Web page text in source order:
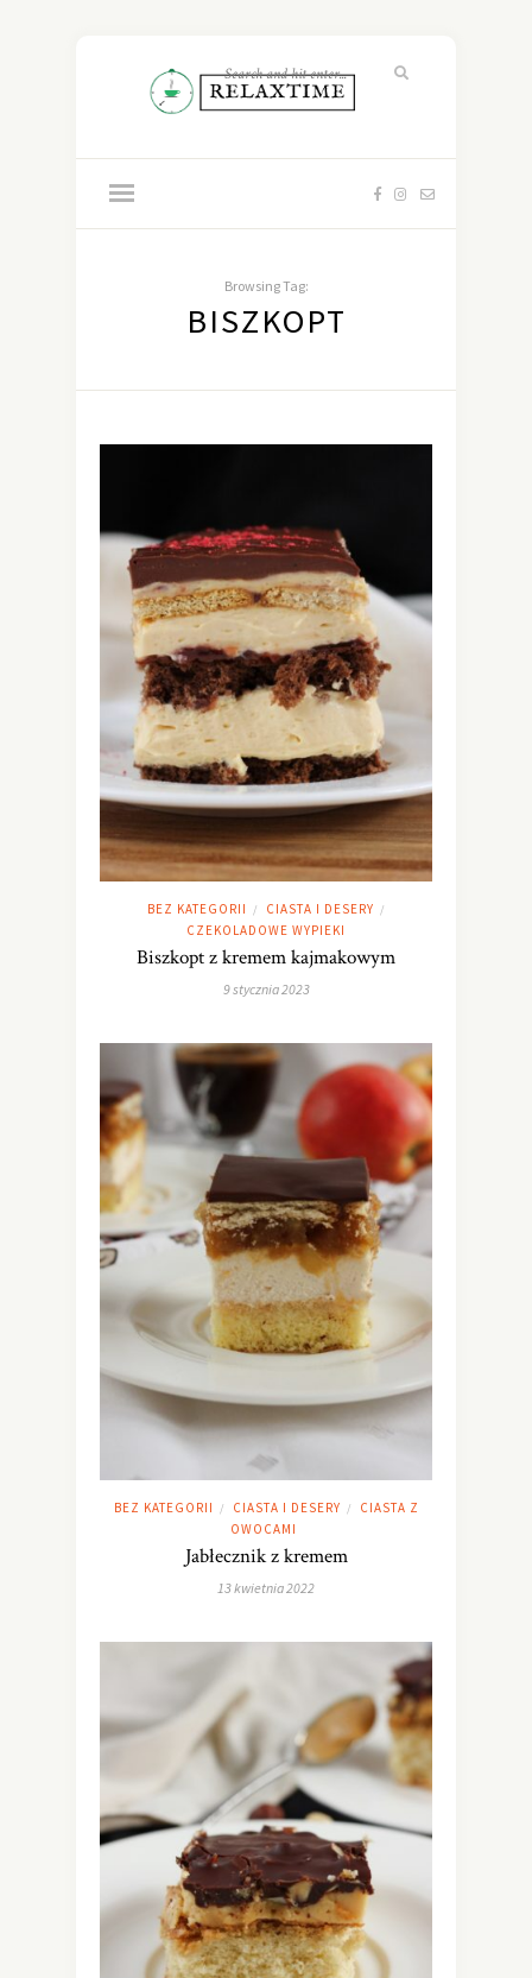
Browsing Tag:
BISZKOPT
BEZ KATEGORII / CIASTA I DESERY /
CZEKOLADOWE WYPIEKI
Biszkopt z kremem kajmakowym
9 stycznia 2023
BEZ KATEGORII / CIASTA I DESERY /
CIASTA Z
OWOCAMI
Jabłecznik z kremem
13 kwietnia 2022